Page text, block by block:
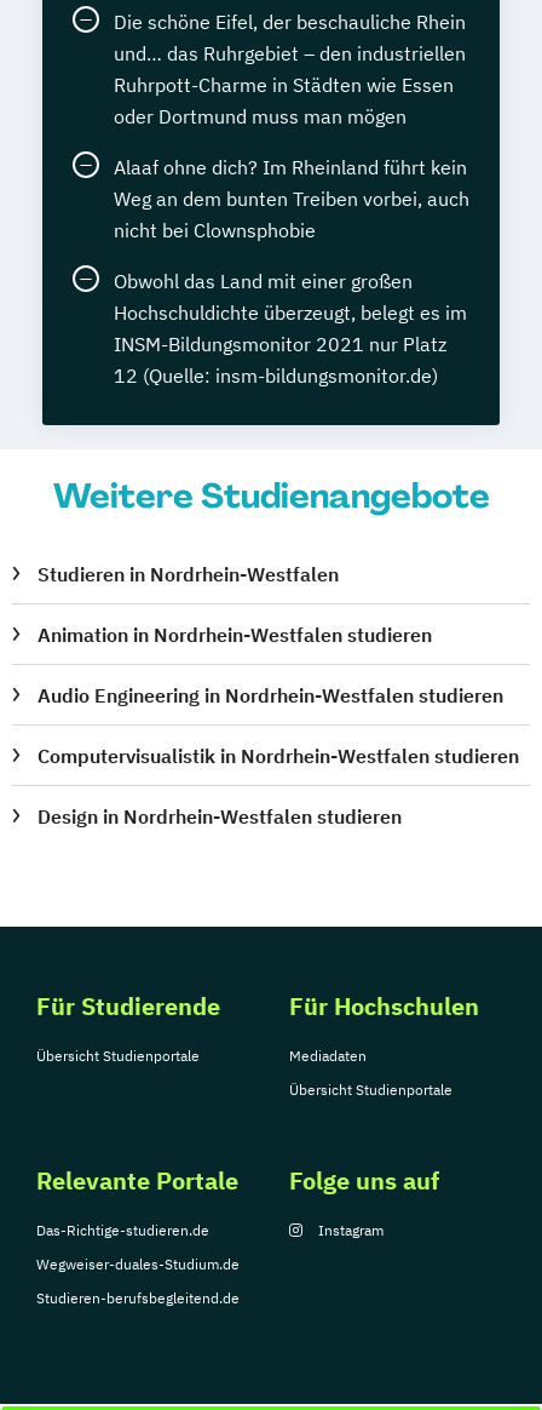
Die schöne Eifel, der beschauliche Rhein
und… das Ruhrgebiet – den industriellen
Ruhrpott-Charme in Städten wie Essen
oder Dortmund muss man mögen
Alaaf ohne dich? Im Rheinland führt kein
Weg an dem bunten Treiben vorbei, auch
nicht bei Clownsphobie
Obwohl das Land mit einer großen
Hochschuldichte überzeugt, belegt es im
INSM-Bildungsmonitor 2021 nur Platz
12 (Quelle: insm-bildungsmonitor.de)
Weitere Studienangebote
Studieren in Nordrhein-Westfalen
Animation in Nordrhein-Westfalen studieren
Audio Engineering in Nordrhein-Westfalen studieren
Computervisualistik in Nordrhein-Westfalen studieren
Design in Nordrhein-Westfalen studieren
Für Studierende
Übersicht Studienportale
Für Hochschulen
Mediadaten
Übersicht Studienportale
Relevante Portale
Das-Richtige-studieren.de
Wegweiser-duales-Studium.de
Studieren-berufsbegleitend.de
Folge uns auf
Instagram